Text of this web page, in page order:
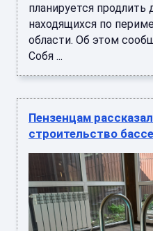
планируется продлить
находящихся по
области. Об этом
Собя ...
Пензенцам
строительство